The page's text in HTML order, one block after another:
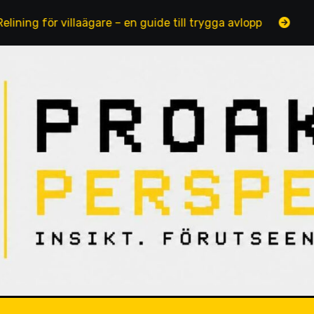
villaägare – en guide till trygga avlopp